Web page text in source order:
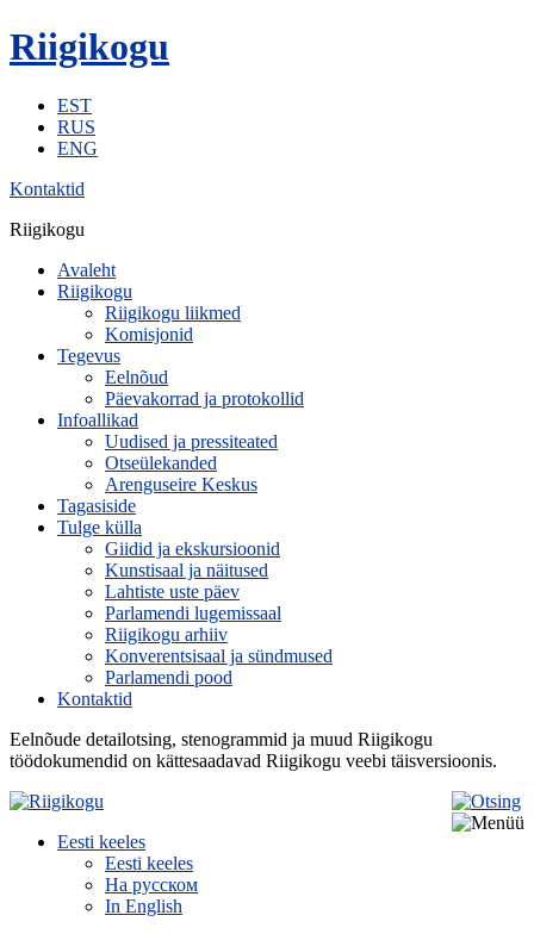
Riigikogu
EST
RUS
ENG
Kontaktid
Riigikogu
Avaleht
Riigikogu
Riigikogu liikmed
Komisjonid
Tegevus
Eelnõud
Päevakorrad ja protokollid
Infoallikad
Uudised ja pressiteated
Otseülekanded
Arenguseire Keskus
Tagasiside
Tulge külla
Giidid ja ekskursioonid
Kunstisaal ja näitused
Lahtiste uste päev
Parlamendi lugemissaal
Riigikogu arhiiv
Konverentsisaal ja sündmused
Parlamendi pood
Kontaktid
Eelnõude detailotsing, stenogrammid ja muud Riigikogu
töödokumendid on kättesaadavad Riigikogu veebi täisversioonis.
Eesti keeles
Eesti keeles
На русском
In English